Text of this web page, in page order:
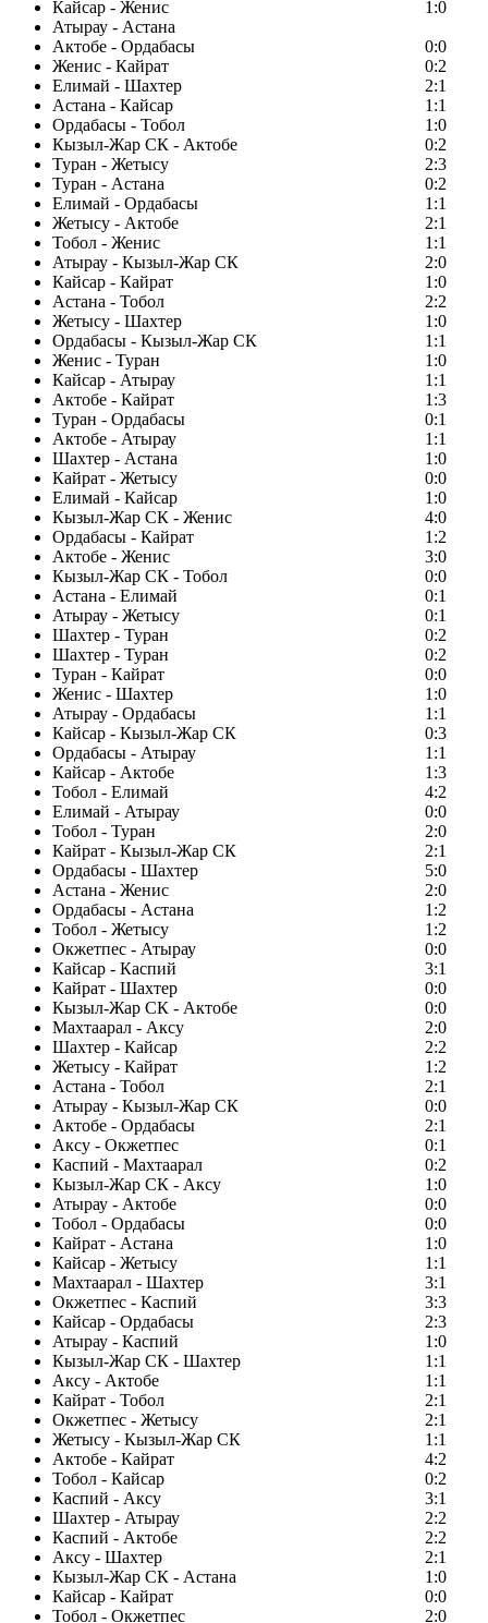
Кайсар - Женис
1:0
Атырау - Астана
Актобе - Ордабасы
0:0
Женис - Кайрат
0:2
Елимай - Шахтер
2:1
Астана - Кайсар
1:1
Ордабасы - Тобол
1:0
Кызыл-Жар СК - Актобе
0:2
Туран - Жетысу
2:3
Туран - Астана
0:2
Елимай - Ордабасы
1:1
Жетысу - Актобе
2:1
Тобол - Женис
1:1
Атырау - Кызыл-Жар СК
2:0
Кайсар - Кайрат
1:0
Астана - Тобол
2:2
Жетысу - Шахтер
1:0
Ордабасы - Кызыл-Жар СК
1:1
Женис - Туран
1:0
Кайсар - Атырау
1:1
Актобе - Кайрат
1:3
Туран - Ордабасы
0:1
Актобе - Атырау
1:1
Шахтер - Астана
1:0
Кайрат - Жетысу
0:0
Елимай - Кайсар
1:0
Кызыл-Жар СК - Женис
4:0
Ордабасы - Кайрат
1:2
Актобе - Женис
3:0
Кызыл-Жар СК - Тобол
0:0
Астана - Елимай
0:1
Атырау - Жетысу
0:1
Шахтер - Туран
0:2
Шахтер - Туран
0:2
Туран - Кайрат
0:0
Женис - Шахтер
1:0
Атырау - Ордабасы
1:1
Кайсар - Кызыл-Жар СК
0:3
Ордабасы - Атырау
1:1
Кайсар - Актобе
1:3
Тобол - Елимай
4:2
Елимай - Атырау
0:0
Тобол - Туран
2:0
Кайрат - Кызыл-Жар СК
2:1
Ордабасы - Шахтер
5:0
Астана - Женис
2:0
Ордабасы - Астана
1:2
Тобол - Жетысу
1:2
Окжетпес - Атырау
0:0
Кайсар - Каспий
3:1
Кайрат - Шахтер
0:0
Кызыл-Жар СК - Актобе
0:0
Махтаарал - Аксу
2:0
Шахтер - Кайсар
2:2
Жетысу - Кайрат
1:2
Астана - Тобол
2:1
Атырау - Кызыл-Жар СК
0:0
Актобе - Ордабасы
2:1
Аксу - Окжетпес
0:1
Каспий - Махтаарал
0:2
Кызыл-Жар СК - Аксу
1:0
Атырау - Актобе
0:0
Тобол - Ордабасы
0:0
Кайрат - Астана
1:0
Кайсар - Жетысу
1:1
Махтаарал - Шахтер
3:1
Окжетпес - Каспий
3:3
Кайсар - Ордабасы
2:3
Атырау - Каспий
1:0
Кызыл-Жар СК - Шахтер
1:1
Аксу - Актобе
1:1
Кайрат - Тобол
2:1
Окжетпес - Жетысу
2:1
Жетысу - Кызыл-Жар СК
1:1
Актобе - Кайрат
4:2
Тобол - Кайсар
0:2
Каспий - Аксу
3:1
Шахтер - Атырау
2:2
Каспий - Актобе
2:2
Аксу - Шахтер
2:1
Кызыл-Жар СК - Астана
1:0
Кайсар - Кайрат
0:0
Тобол - Окжетпес
2:0